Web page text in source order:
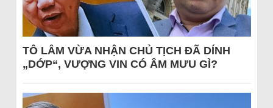
TÔ LÂM VỪA NHẬN CHỦ TỊCH ĐÃ DÍNH
„DỚP“, VƯỢNG VIN CÓ ÂM MƯU GÌ?